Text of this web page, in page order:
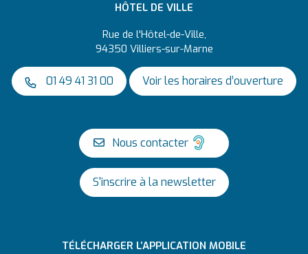
HÔTEL DE VILLE
Rue de l'Hôtel-de-Ville,
94350 Villiers-sur-Marne
01 49 41 31 00 Voir les horaires d’ouverture
Nous contacter
S'inscrire à la newsletter
TÉLÉCHARGER L’APPLICATION MOBILE